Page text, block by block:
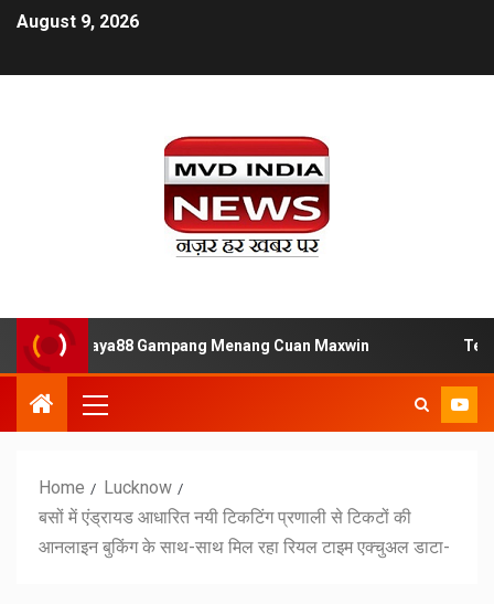
August 9, 2026
Slot Jaya88 Gampang Menang Cuan Maxwin
Home
Lucknow
बसों में एंड्रायड आधारित नयी टिकटिंग प्रणाली से टिकटों की
आनलाइन बुकिंग के साथ-साथ मिल रहा रियल टाइम एक्चुअल डाटा-